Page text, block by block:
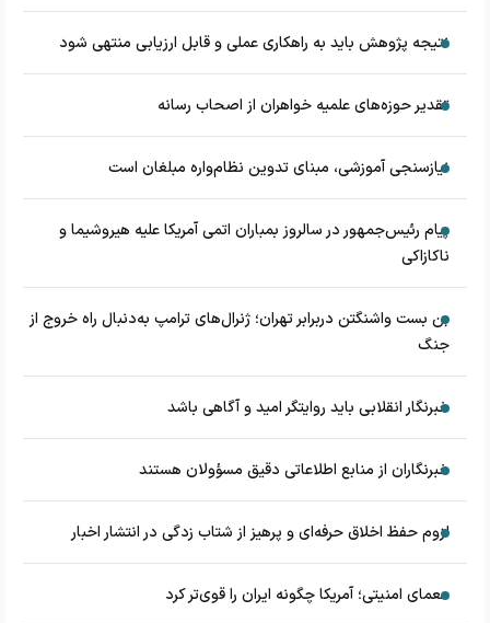
نتیجه پژوهش باید به راهکاری عملی و قابل ارزیابی منتهی شود
تقدیر حوزه‌های علمیه خواهران از اصحاب رسانه
نیازسنجی آموزشی، مبنای تدوین نظام‌واره مبلغان است
پیام رئیس‌جمهور در سالروز بمباران اتمی آمریکا علیه هیروشیما و
ناکازاکی
بن بست واشنگتن دربرابر تهران؛ ژنرال‌های ترامپ به‌دنبال راه خروج از
جنگ
خبرنگار انقلابی باید روایتگر امید و آگاهی باشد
خبرنگاران از منابع اطلاعاتی دقیق مسؤولان هستند
لزوم حفظ اخلاق حرفه‌ای و پرهیز از شتاب زدگی در انتشار اخبار
معمای امنیتی؛ آمریکا چگونه ایران را قوی‌تر کرد